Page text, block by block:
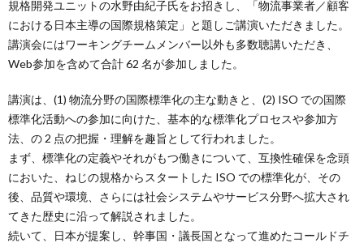
規格開発ユニットの水野由紀子氏をお招きし、「物流事業者／顧客
における日本主導の国際規格策定」と題しご講演いただきました。
講演会にはワーキングチームメンバー以外も多数聴講いただき、
Web参加を含めて合計 62 名が参加しました。
講演は、(1) 物流分野の国際標準化の主な動きと、(2) ISO での国際
標準化活動への参加に向けた、基本的な標準化プロセスや参加方
法、の 2 点の把握・理解を趣旨として行われました。
まず、標準化の定義やそれがもつ働きについて、互換性確保を念頭
においた、ねじの規格からスタートした ISO での標準化が、その
後、品質や環境、さらには社会システムやサービス分野へ拡大され
てきた歴史に沿って解説されました。
続いて、日本が提案し、幹事国・議長国となって進めたコールドチ